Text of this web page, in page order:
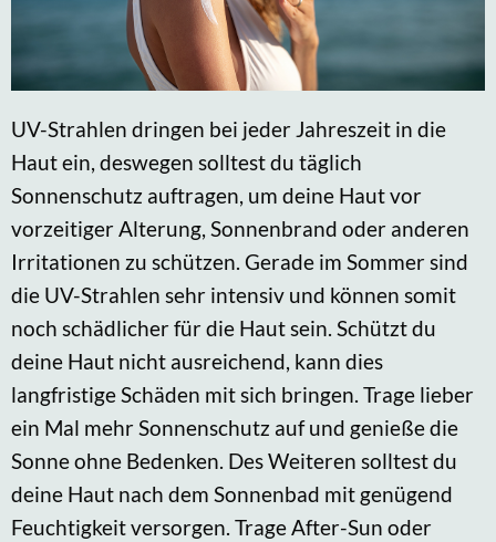
UV-Strahlen dringen bei jeder Jahreszeit in die
Haut ein, deswegen solltest du täglich
Sonnenschutz auftragen, um deine Haut vor
vorzeitiger Alterung, Sonnenbrand oder anderen
Irritationen zu schützen. Gerade im Sommer sind
die UV-Strahlen sehr intensiv und können somit
noch schädlicher für die Haut sein. Schützt du
deine Haut nicht ausreichend, kann dies
langfristige Schäden mit sich bringen. Trage lieber
ein Mal mehr Sonnenschutz auf und genieße die
Sonne ohne Bedenken. Des Weiteren solltest du
deine Haut nach dem Sonnenbad mit genügend
Feuchtigkeit versorgen. Trage After-Sun oder